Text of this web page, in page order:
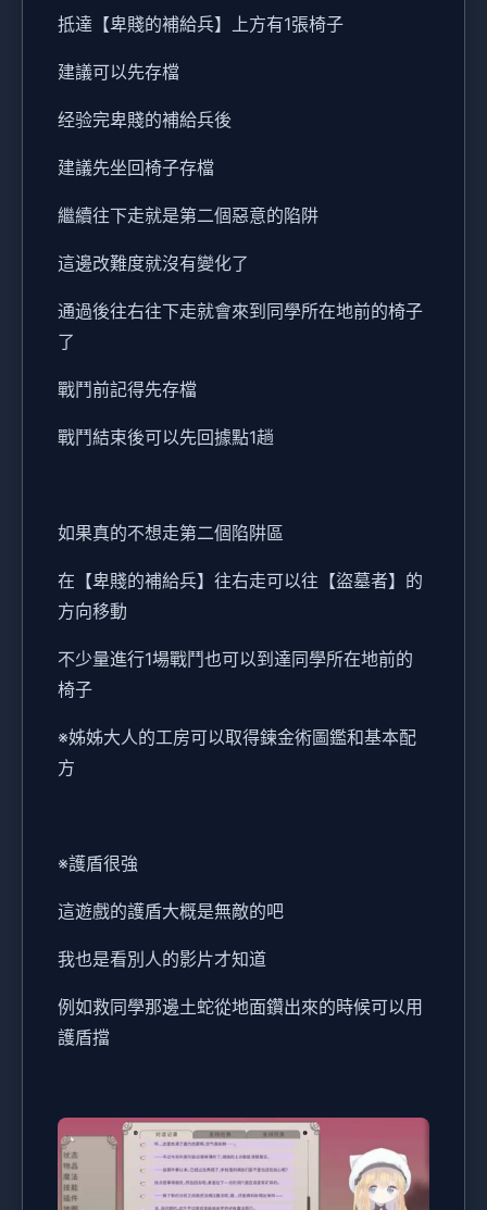
抵達【卑賤的補給兵】上方有1張椅子
建議可以先存檔
经验完卑賤的補給兵後
建議先坐回椅子存檔
繼續往下走就是第二個惡意的陷阱
這邊改難度就沒有變化了
通過後往右往下走就會來到同學所在地前的椅子
了
戰鬥前記得先存檔
戰鬥結束後可以先回據點1趟
如果真的不想走第二個陷阱區
在【卑賤的補給兵】往右走可以往【盜墓者】的
方向移動
不少量進行1場戰鬥也可以到達同學所在地前的
椅子
※姊姊大人的工房可以取得鍊金術圖鑑和基本配
方
※護盾很強
這遊戲的護盾大概是無敵的吧
我也是看別人的影片才知道
例如救同學那邊土蛇從地面鑽出來的時候可以用
護盾擋